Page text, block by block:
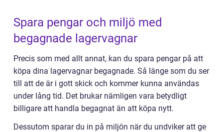
Spara pengar och miljö med
begagnade lagervagnar
Precis som med allt annat, kan du spara pengar på att
köpa dina lagervagnar begagnade. Så länge som du ser
till att de är i gott skick och kommer kunna användas
under lång tid. Det brukar nämligen vara betydligt
billigare att handla begagnat än att köpa nytt.
Dessutom sparar du in på miljön när du undviker att ge